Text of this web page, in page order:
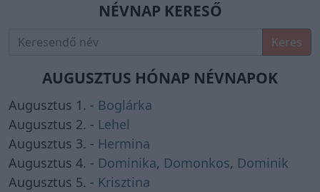
NÉVNAP KERESŐ
Keres
AUGUSZTUS HÓNAP NÉVNAPOK
Augusztus 1. - Boglárka
Augusztus 2. - Lehel
Augusztus 3. - Hermina
Augusztus 4. - Dominika, Domonkos, Dominik
Augusztus 5. - Krisztina